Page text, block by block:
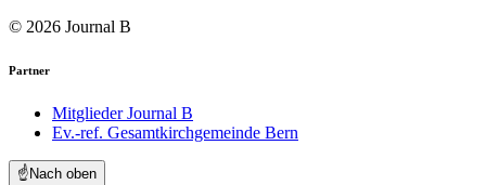
© 2026 Journal B
Partner
Mitglieder Journal B
Ev.-ref. Gesamtkirchgemeinde Bern
☝️ Nach oben